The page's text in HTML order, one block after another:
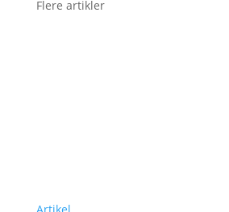
Flere artikler